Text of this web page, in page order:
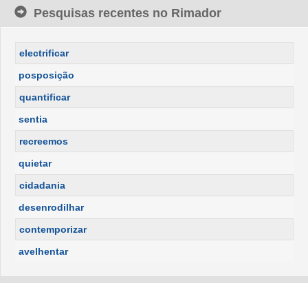
Pesquisas recentes no Rimador
electrificar
posposição
quantificar
sentia
recreemos
quietar
cidadania
desenrodilhar
contemporizar
avelhentar